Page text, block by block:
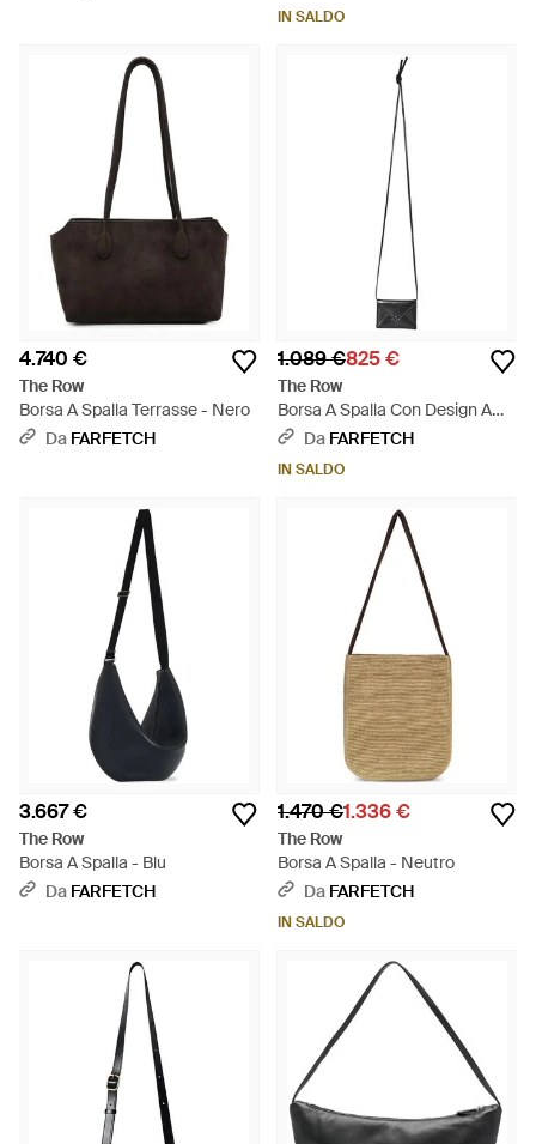
IN SALDO
4.740 €
The Row
Borsa A Spalla Terrasse - Nero
Da FARFETCH
1.089 €825 €
The Row
Borsa A Spalla Con Design A
Busta - Bianco
Da FARFETCH
IN SALDO
3.667 €
The Row
Borsa A Spalla - Blu
Da FARFETCH
1.470 €1.336 €
The Row
Borsa A Spalla - Neutro
Da FARFETCH
IN SALDO